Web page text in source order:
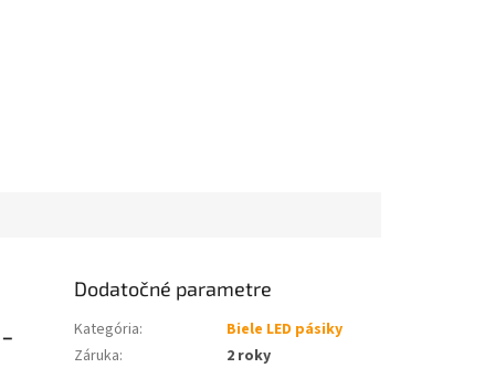
Dodatočné parametre
Kategória:
Biele LED pásiky
Záruka:
2 roky